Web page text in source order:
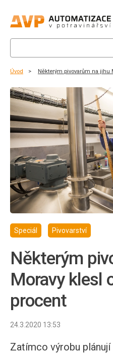
Úvod Některým pivovarům na jihu
Speciál Pivovarství
Některým
Moravy klesl
procent
24.3.2020 13:53
Zatímco výrobu